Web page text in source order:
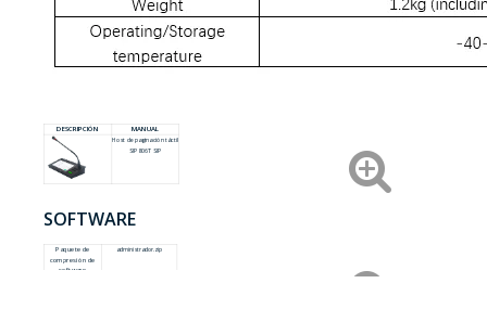
DESCRIPCIÓN MANUAL
Host de paginación táctil
SIP806T SIP
SOFTWARE
Paquete de
compresión de
software
administrador.zip